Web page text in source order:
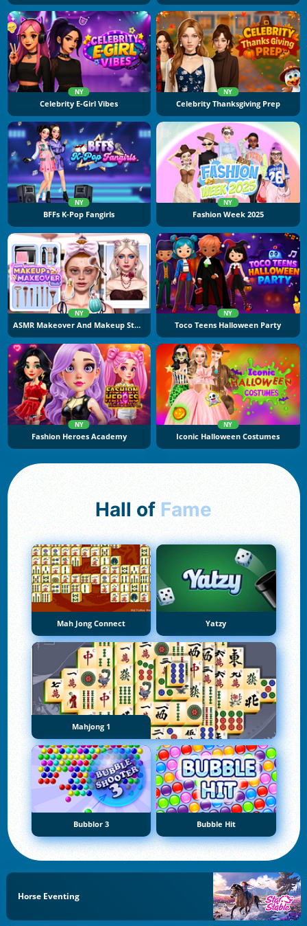
NY
Celebrity E-Girl Vibes
NY
Celebrity Thanksgiving Prep
NY
BFFs K-Pop Fangirls
NY
Fashion Week 2025
NY
ASMR Makeover And Makeup Studio
NY
Toco Teens Halloween Party
NY
Fashion Heroes Academy
NY
Iconic Halloween Costumes
Hall of Fame
Mah Jong Connect Yatzy
Mahjong 1
Bubblor 3 Bubble Hit
Horse Eventing